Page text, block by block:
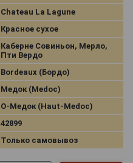
Chateau La Lagune
Красное сухое
Каберне Совиньон, Мерло,
Пти Вердо
Bordeaux (Бордо)
Медок (Medoc)
О-Медок (Haut-Medoc)
42899
Только самовывоз